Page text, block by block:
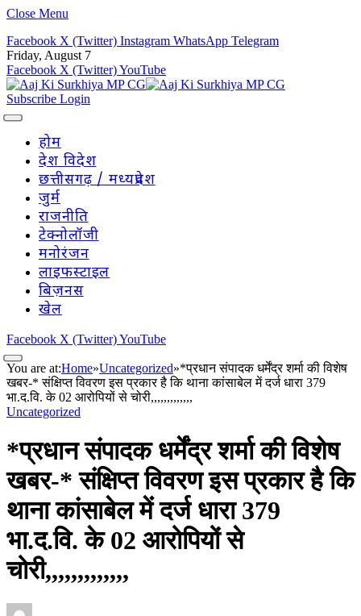
Close Menu
Facebook X (Twitter) Instagram WhatsApp Telegram
Friday, August 7
Facebook X (Twitter)YouTube
Subscribe Login
होम
देश विदेश
छत्तीसगढ़ / मध्यप्रदेश
जुर्म
राजनीति
टेक्नोलॉजी
मनोरंजन
लाइफस्टाइल
बिज़नस
खेल
Facebook X (Twitter)YouTube
You are at:Home»Uncategorized»*प्रधान संपादक धर्मेंद्र शर्मा की विशेष
खबर-* संक्षिप्त विवरण इस प्रकार है कि थाना कांसाबेल में दर्ज धारा 379
भा.द.वि. के 02 आरोपियों से चोरी,,,,,,,,,,,,,
Uncategorized
*प्रधान संपादक धर्मेंद्र शर्मा की विशेष
खबर-* संक्षिप्त विवरण इस प्रकार है कि
थाना कांसाबेल में दर्ज धारा 379
भा.द.वि. के 02 आरोपियों से
चोरी,,,,,,,,,,,,,